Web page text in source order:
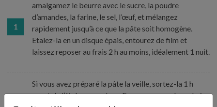
1
amalgamez le beurre avec le sucre, la poudre
d’amandes, la farine, le sel, l’œuf, et mélangez
rapidement jusqu’à ce que la pâte soit homogène.
Etalez-la en un disque épais, entourez de film et
laissez reposer au frais 2 h au moins, idéalement 1 nuit.
Si vous avez préparé la pâte la veille, sortez-la 1 h
avant de l’étaler au rouleau. Foncez un grand moule à